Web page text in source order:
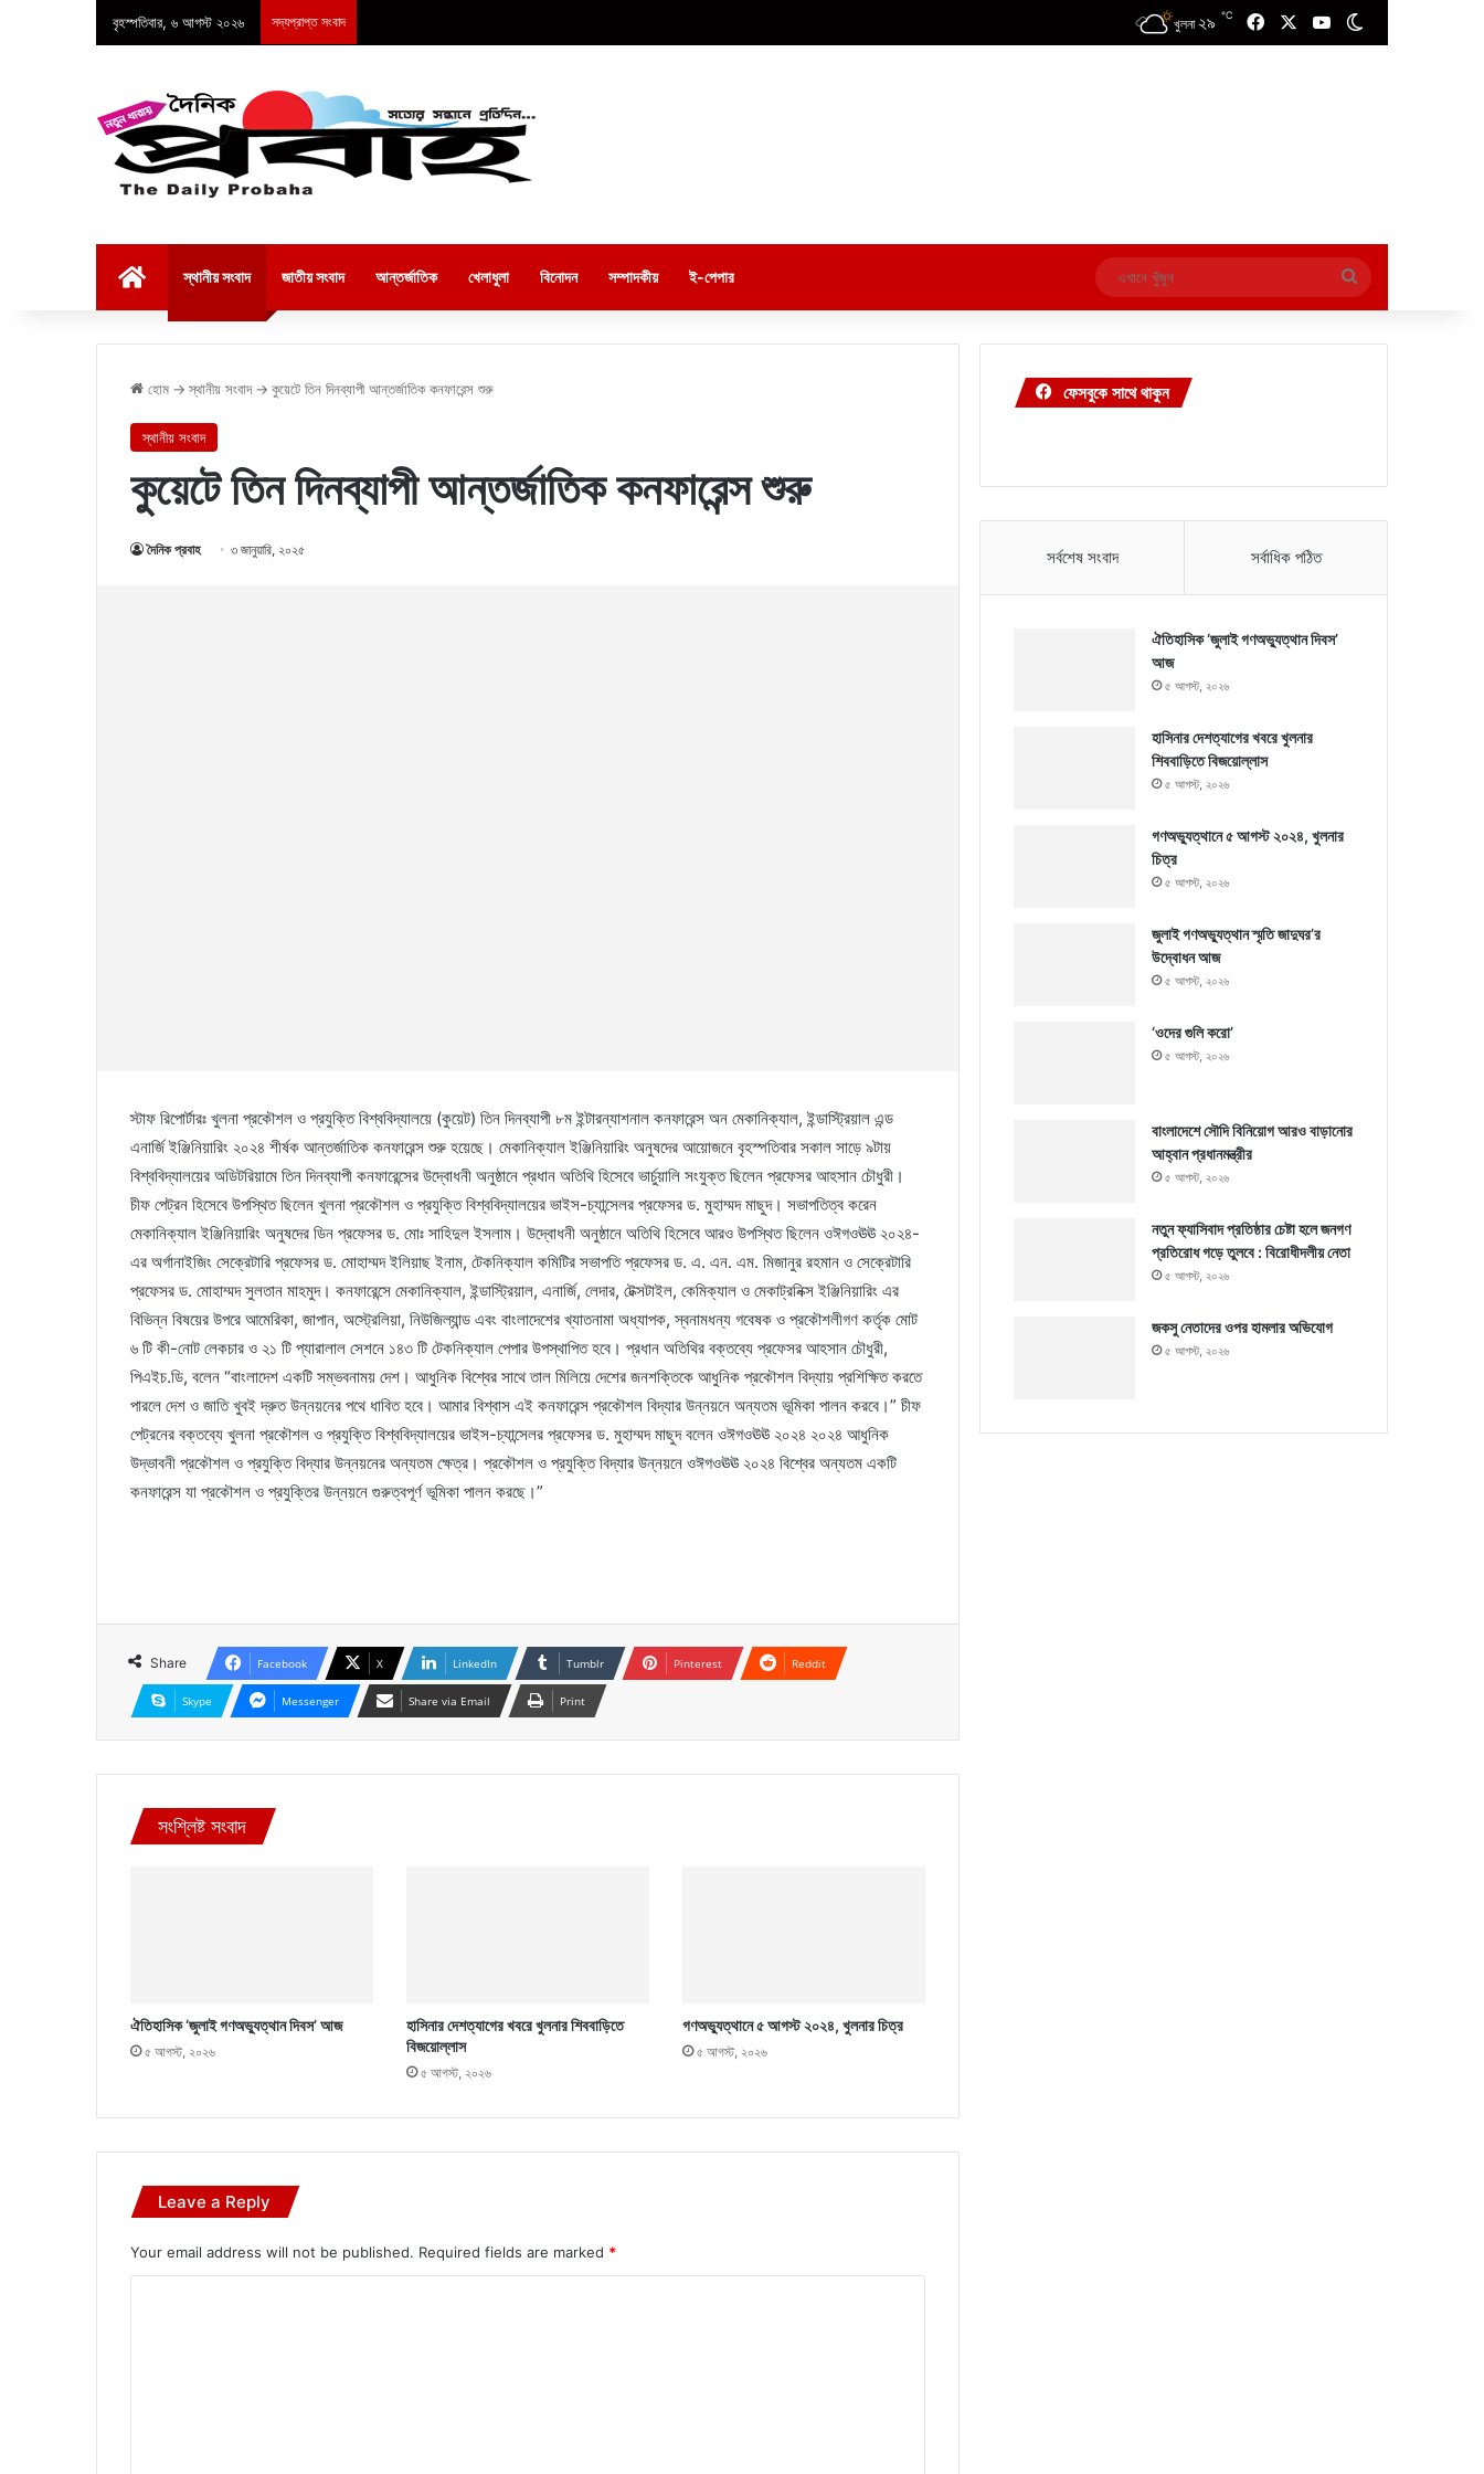
বৃহস্পতিবার, ৬ আগস্ট ২০২৬ সদ্যপ্রাপ্ত সংবাদ খুলনা ২৯ ℃ FacebookYouTube
স্থানীয় সংবাদ জাতীয় সংবাদ আন্তর্জাতিক খেলাধুলা বিনোদন সম্পাদকীয় ই-পেপার
এখানে
খুঁজুন
হোম → স্থানীয় সংবাদ → কুয়েটে তিন দিনব্যাপী আন্তর্জাতিক কনফারেন্স শুরু
স্থানীয় সংবাদ
কুয়েটে তিন দিনব্যাপী আন্তর্জাতিক কনফারেন্স শুরু
দৈনিক প্রবাহ ৩ জানুয়ারি, ২০২৫
স্টাফ রিপোর্টারঃ খুলনা প্রকৌশল ও প্রযুক্তি বিশ্ববিদ্যালয়ে (কুয়েট) তিন দিনব্যাপী ৮ম ইন্টারন্যাশনাল কনফারেন্স অন মেকানিক্যাল, ইন্ডাস্ট্রিয়াল এন্ড
এনার্জি ইঞ্জিনিয়ারিং ২০২৪ শীর্ষক আন্তর্জাতিক কনফারেন্স শুরু হয়েছে। মেকানিক্যাল ইঞ্জিনিয়ারিং অনুষদের আয়োজনে বৃহস্পতিবার সকাল সাড়ে ৯টায়
বিশ্ববিদ্যালয়ের অডিটরিয়ামে তিন দিনব্যাপী কনফারেন্সের উদ্বোধনী অনুষ্ঠানে প্রধান অতিথি হিসেবে ভার্চুয়ালি সংযুক্ত ছিলেন প্রফেসর আহসান চৌধুরী।
চীফ পেট্রন হিসেবে উপস্থিত ছিলেন খুলনা প্রকৌশল ও প্রযুক্তি বিশ্ববিদ্যালয়ের ভাইস-চ্যান্সেলর প্রফেসর ড. মুহাম্মদ মাছুদ। সভাপতিত্ব করেন
মেকানিক্যাল ইঞ্জিনিয়ারিং অনুষদের ডিন প্রফেসর ড. মোঃ সাহিদুল ইসলাম। উদ্বোধনী অনুষ্ঠানে অতিথি হিসেবে আরও উপস্থিত ছিলেন ওঈগওঊঊ ২০২৪-
এর অর্গানাইজিং সেক্রেটারি প্রফেসর ড. মোহাম্মদ ইলিয়াছ ইনাম, টেকনিক্যাল কমিটির সভাপতি প্রফেসর ড. এ. এন. এম. মিজানুর রহমান ও সেক্রেটারি
প্রফেসর ড. মোহাম্মদ সুলতান মাহমুদ। কনফারেন্সে মেকানিক্যাল, ইন্ডাস্ট্রিয়াল, এনার্জি, লেদার, টেক্সটাইল, কেমিক্যাল ও মেকাট্রনিক্স ইঞ্জিনিয়ারিং এর
বিভিন্ন বিষয়ের উপরে আমেরিকা, জাপান, অস্ট্রেলিয়া, নিউজিল্যান্ড এবং বাংলাদেশের খ্যাতনামা অধ্যাপক, স্বনামধন্য গবেষক ও প্রকৌশলীগণ কর্তৃক মোট
৬ টি কী-নোট লেকচার ও ২১ টি প্যারালাল সেশনে ১৪৩ টি টেকনিক্যাল পেপার উপস্থাপিত হবে। প্রধান অতিথির বক্তব্যে প্রফেসর আহসান চৌধুরী,
পিএইচ.ডি, বলেন “বাংলাদেশ একটি সম্ভবনাময় দেশ। আধুনিক বিশ্বের সাথে তাল মিলিয়ে দেশের জনশক্তিকে আধুনিক প্রকৌশল বিদ্যায় প্রশিক্ষিত করতে
পারলে দেশ ও জাতি খুবই দ্রুত উন্নয়নের পথে ধাবিত হবে। আমার বিশ্বাস এই কনফারেন্স প্রকৌশল বিদ্যার উন্নয়নে অন্যতম ভূমিকা পালন করবে।” চীফ
পেট্রনের বক্তব্যে খুলনা প্রকৌশল ও প্রযুক্তি বিশ্ববিদ্যালয়ের ভাইস-চ্যান্সেলর প্রফেসর ড. মুহাম্মদ মাছুদ বলেন ওঈগওঊঊ ২০২৪ ২০২৪ আধুনিক
উদ্ভাবনী প্রকৌশল ও প্রযুক্তি বিদ্যার উন্নয়নের অন্যতম ক্ষেত্র। প্রকৌশল ও প্রযুক্তি বিদ্যার উন্নয়নে ওঈগওঊঊ ২০২৪ বিশ্বের অন্যতম একটি
কনফারেন্স যা প্রকৌশল ও প্রযুক্তির উন্নয়নে গুরুত্বপূর্ণ ভূমিকা পালন করছে।”
Share Facebook X LinkedIn Tumblr Pinterest Reddit
Skype Messenger Share via Email Print
সংশ্লিষ্ট সংবাদ
ঐতিহাসিক ‘জুলাই গণঅভ্যুত্থান দিবস’ আজ
৫ আগস্ট, ২০২৬
হাসিনার দেশত্যাগের খবরে খুলনার শিববাড়িতে
বিজয়োল্লাস
৫ আগস্ট, ২০২৬
গণঅভ্যুত্থানে ৫ আগস্ট ২০২৪, খুলনার চিত্র
৫ আগস্ট, ২০২৬
Leave a Reply
Your email address will not be published. Required fields are marked *
ফেসবুকে সাথে থাকুন
সর্বশেষ সংবাদ সর্বাধিক পঠিত
ঐতিহাসিক ‘জুলাই গণঅভ্যুত্থান দিবস’
আজ
৫ আগস্ট, ২০২৬
হাসিনার দেশত্যাগের খবরে খুলনার
শিববাড়িতে বিজয়োল্লাস
৫ আগস্ট, ২০২৬
গণঅভ্যুত্থানে ৫ আগস্ট ২০২৪, খুলনার
চিত্র
৫ আগস্ট, ২০২৬
জুলাই গণঅভ্যুত্থান স্মৃতি জাদুঘর’র
উদ্বোধন আজ
৫ আগস্ট, ২০২৬
‘ওদের গুলি করো’
৫ আগস্ট, ২০২৬
বাংলাদেশে সৌদি বিনিয়োগ আরও বাড়ানোর
আহ্বান প্রধানমন্ত্রীর
৫ আগস্ট, ২০২৬
নতুন ফ্যাসিবাদ প্রতিষ্ঠার চেষ্টা হলে জনগণ
প্রতিরোধ গড়ে তুলবে : বিরোধীদলীয় নেতা
৫ আগস্ট, ২০২৬
জকসু নেতাদের ওপর হামলার অভিযোগ
৫ আগস্ট, ২০২৬